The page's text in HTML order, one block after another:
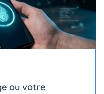
ou votre